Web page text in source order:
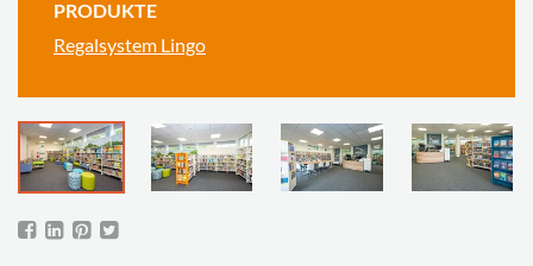
PRODUKTE
Regalsystem Lingo